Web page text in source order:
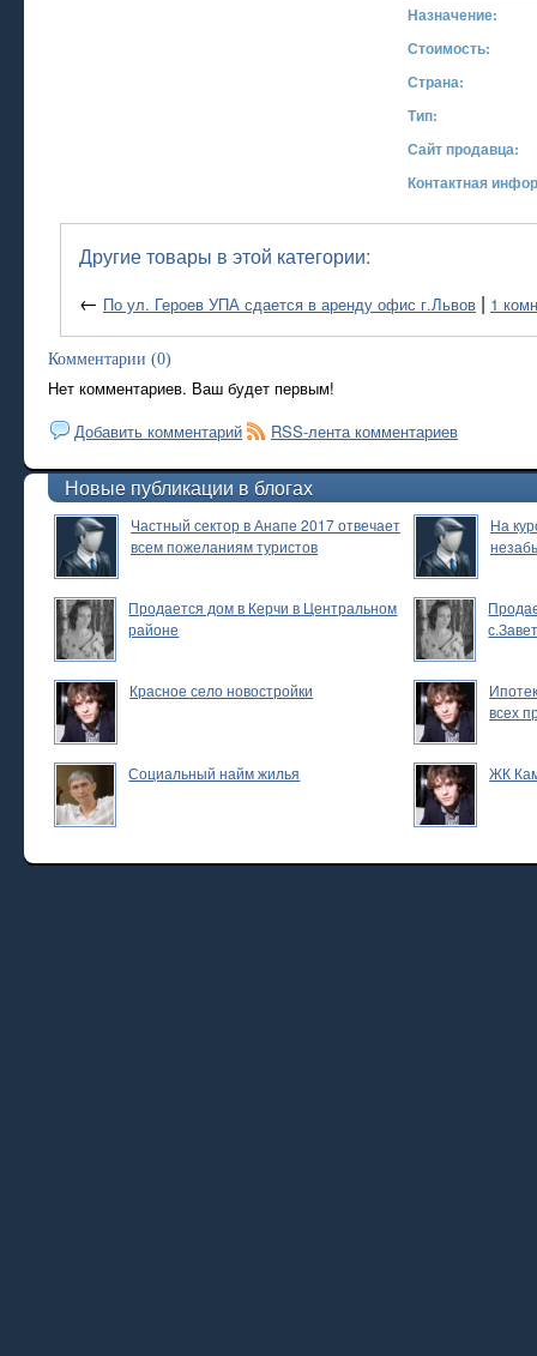
Назначение:
Стоимость:
Страна:
Тип:
Сайт продавца:
Контактная
Другие товары в этой категории:
← По ул. Героев УПА сдается в аренду офис г.Львов | 1
Комментарии (0)
Нет комментариев. Ваш будет первым!
Добавить комментарий
RSS-лента комментариев
Новые публикации в блогах
Частный сектор в Анапе 2017 отвечает
всем пожеланиям туристов
На
Продается дом в Керчи в Центральном
районе
Красное село новостройки
всех
Социальный найм жилья ЖК